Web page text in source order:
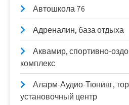
Автошкола 76
Адреналин, база отдыха
Аквамир, спортивно-
комплекс
Аларм-Аудио-Тюнинг,
установочный центр